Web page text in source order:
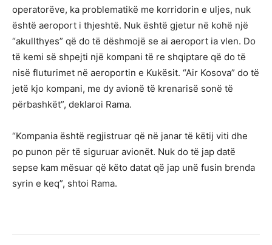
operatorëve, ka problematikë me korridorin e uljes, nuk
është aeroport i thjeshtë. Nuk është gjetur në kohë një
“akullthyes” që do të dëshmojë se ai aeroport ia vlen. Do
të kemi së shpejti një kompani të re shqiptare që do të
nisë fluturimet në aeroportin e Kukësit. “Air Kosova” do të
jetë kjo kompani, me dy avionë të krenarisë sonë të
përbashkët”, deklaroi Rama.
“Kompania është regjistruar që në janar të këtij viti dhe
po punon për të siguruar avionët. Nuk do të jap datë
sepse kam mësuar që këto datat që jap unë fusin brenda
syrin e keq”, shtoi Rama.